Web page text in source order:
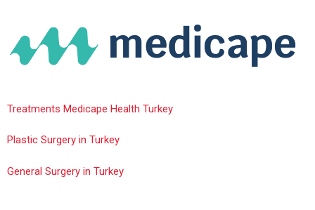
Treatments Medicape Health Turkey
Plastic Surgery in Turkey
General Surgery in Turkey